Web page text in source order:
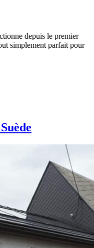
depuis le premier
simplement parfait pour